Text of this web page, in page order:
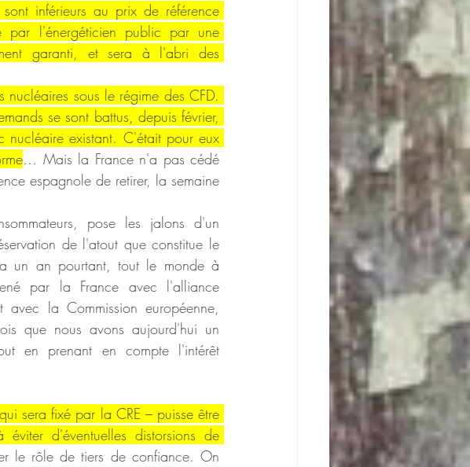
inférieurs au prix de référence
par l'énergéticien public par une
garanti, et sera à l'abri des
sous le régime des CFD.
se sont battus, depuis février,
existant. C'était pour eux
… Mais la France n'a pas cédé
espagnole de retirer, la semaine
pose les jalons d'un
de l'atout que constitue le
a un an pourtant, tout le monde à
par la France avec l'alliance
la Commission européenne,
que nous avons aujourd'hui un
en prenant en compte l'intérêt
sera fixé par la CRE – puisse être
d'éventuelles distorsions de
le rôle de tiers de confiance. On